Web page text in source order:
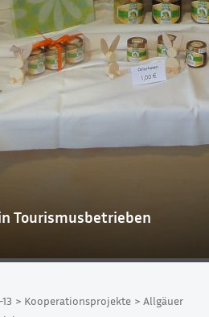
Tourismusbetrieben
> Kooperationsprojekte > Allgäuer